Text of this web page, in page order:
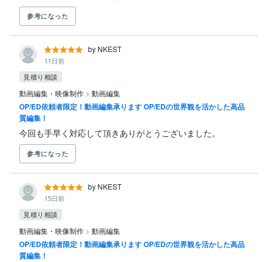
参考になった
by NKEST
11日前
見積り相談
動画編集・映像制作 > 動画編集
OP/ED依頼者限定！動画編集承ります OP/EDの世界観を活かした高品
質編集！
今回も手早く対応して頂きありがとうございました。
参考になった
by NKEST
15日前
見積り相談
動画編集・映像制作 > 動画編集
OP/ED依頼者限定！動画編集承ります OP/EDの世界観を活かした高品
質編集！